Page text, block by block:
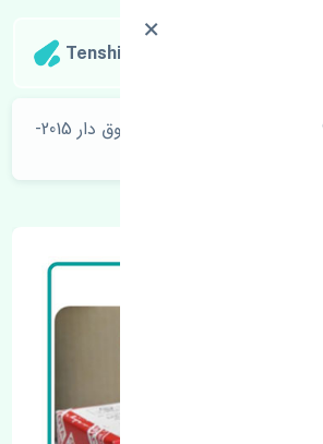
Tenshipart
چراغ خطر عقب راست گلگیر تویوتا یاریس صندوق دار 2015-